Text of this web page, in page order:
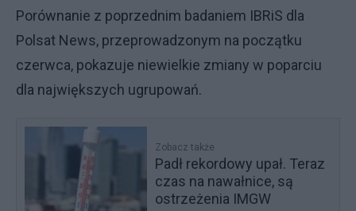
Porównanie z poprzednim badaniem IBRiS dla
Polsat News, przeprowadzonym na początku
czerwca, pokazuje niewielkie zmiany w poparciu
dla największych ugrupowań.
Zobacz także
Padł rekordowy upał. Teraz
czas na nawałnice, są
ostrzeżenia IMGW